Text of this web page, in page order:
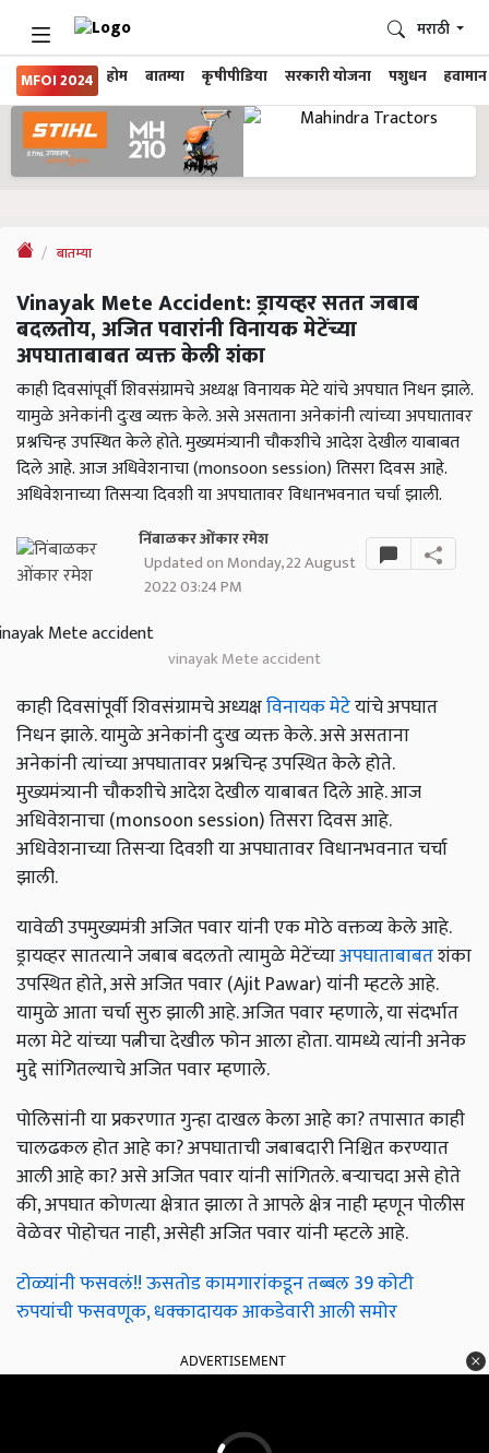
MFOI 2024 होम बातम्या कृषीपीडिया सरकारी योजना पशुधन हवामान
मराठी
बातम्या
Vinayak Mete Accident: ड्रायव्हर सतत जबाब
बदलतोय, अजित पवारांनी विनायक मेटेंच्या
अपघाताबाबत व्यक्त केली शंका
काही दिवसांपूर्वी शिवसंग्रामचे अध्यक्ष विनायक मेटे यांचे अपघात निधन झाले.
यामुळे अनेकांनी दुःख व्यक्त केले. असे असताना अनेकांनी त्यांच्या अपघातावर
प्रश्नचिन्ह उपस्थित केले होते. मुख्यमंत्र्यानी चौकशीचे आदेश देखील याबाबत
दिले आहे. आज अधिवेशनाचा (monsoon session) तिसरा दिवस आहे.
अधिवेशनाच्या तिसऱ्या दिवशी या अपघातावर विधानभवनात चर्चा झाली.
निंबाळकर ओंकार रमेश
Updated on Monday, 22 August
2022 03:24 PM
vinayak Mete accident
काही दिवसांपूर्वी शिवसंग्रामचे अध्यक्षविनायक मेटेयांचे अपघात
निधन झाले. यामुळे अनेकांनी दुःख व्यक्त केले. असे असताना
अनेकांनी त्यांच्या अपघातावर प्रश्नचिन्ह उपस्थित केले होते.
मुख्यमंत्र्यानी चौकशीचे आदेश देखील याबाबत दिले आहे. आज
अधिवेशनाचा (monsoon session) तिसरा दिवस आहे.
अधिवेशनाच्या तिसऱ्या दिवशी या अपघातावर विधानभवनात चर्चा
झाली.
यावेळी उपमुख्यमंत्री अजित पवार यांनी एक मोठे वक्तव्य केले आहे.
ड्रायव्हर सातत्याने जबाब बदलतो त्यामुळे मेटेंच्याअपघाताबाबतशंका
उपस्थित होते, असे अजित पवार (Ajit Pawar) यांनी म्हटले आहे.
यामुळे आता चर्चा सुरु झाली आहे. अजित पवार म्हणाले, या संंदर्भात
मला मेटे यांच्या पत्नीचा देखील फोन आला होता. यामध्ये त्यांनी अनेक
मुद्दे सांगितल्याचे अजित पवार म्हणाले.
पोलिसांनी या प्रकरणात गुन्हा दाखल केला आहे का? तपासात काही
चालढकल होत आहे का? अपघाताची जबाबदारी निश्चित करण्यात
आली आहे का? असे अजित पवार यांनी सांगितले. बऱ्याचदा असे होते
की, अपघात कोणत्या क्षेत्रात झाला ते आपले क्षेत्र नाही म्हणून पोलीस
वेळेवर पोहोचत नाही, असेही अजित पवार यांनी म्हटले आहे.
टोळ्यांनी फसवलं!! ऊसतोड कामगारांकडून तब्बल 39 कोटी
रुपयांची फसवणूक, धक्कादायक आकडेवारी आली समोर
ADVERTISEMENT